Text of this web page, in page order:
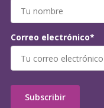
Correo electrónico*
Subscribir